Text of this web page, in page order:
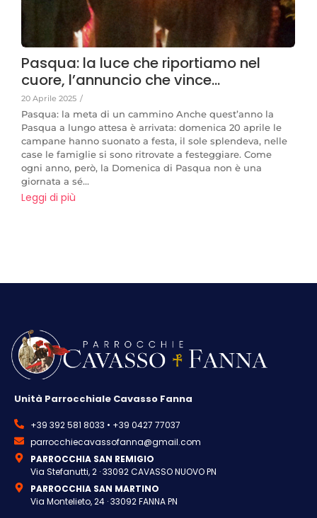
Pasqua: la luce che riportiamo nel
cuore, l’annuncio che vince…
20 Aprile 2025 /
Pasqua: la meta di un cammino Anche quest’anno la
Pasqua a lungo attesa è arrivata: domenica 20 aprile le
campane hanno suonato a festa, il sole splendeva, nelle
case le famiglie si sono ritrovate a festeggiare. Come
ogni anno, però, la Domenica di Pasqua non è una
giornata a sé...
Leggi di più
Unità Parrocchiale Cavasso Fanna
+39 392 581 8033 • +39 0427 77037
parrocchiecavassofanna@gmail.com
PARROCCHIA SAN REMIGIO
Via Stefanutti, 2 · 33092 CAVASSO NUOVO PN
PARROCCHIA SAN MARTINO
Via Montelieto, 24 · 33092 FANNA PN